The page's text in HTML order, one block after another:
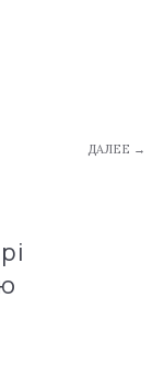
ДАЛЕЕ →